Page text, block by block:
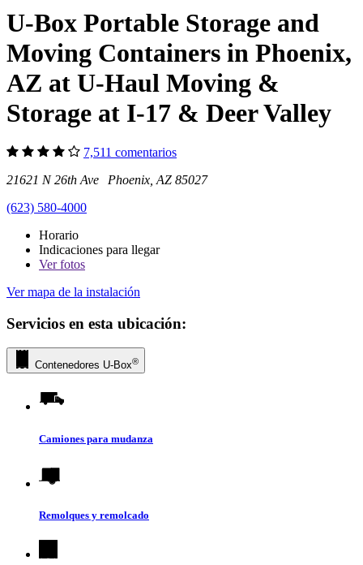
U-Box Portable Storage and
Moving Containers in Phoenix,
AZ at U-Haul Moving &
Storage at I-17 & Deer Valley
7,511 comentarios
21621 N 26th Ave Phoenix, AZ 85027
(623) 580-4000
Horario
Indicaciones para llegar
Verfotos
Ver mapa de la instalación
Servicios en esta ubicación:
Contenedores U-Box®
Camiones para mudanza
Remolques y remolcado